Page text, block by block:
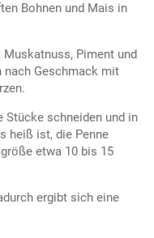
Bohnen und Mais in
Piment und
nach Geschmack mit
Stücke schneiden und in
heiß ist, die Penne
etwa 10 bis 15
ergibt sich eine